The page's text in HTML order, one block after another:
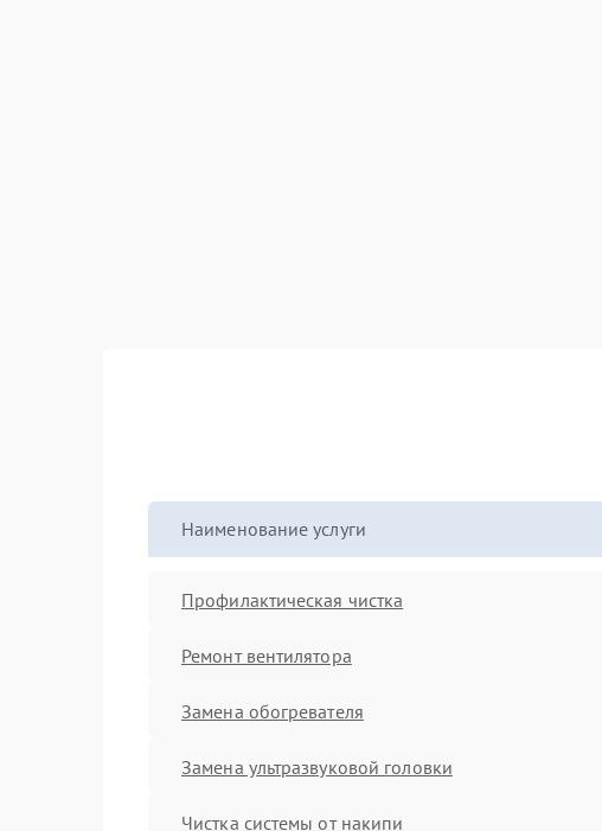
Наименование услуги
Профилактическая чистка
Ремонт вентилятора
Замена обогревателя
Замена ультразвуковой головки
Чистка системы от накипи